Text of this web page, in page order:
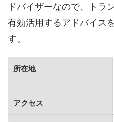
ドバイザーなので、トラ
有効活用するアドバイス
す。
所在地
アクセス